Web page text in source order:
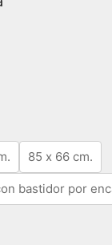
85 x 66 cm.
bastidor por